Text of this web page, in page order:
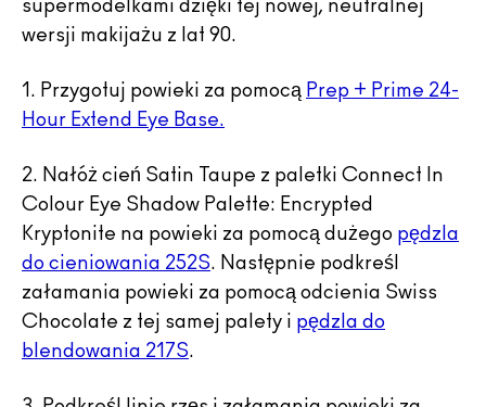
supermodelkami dzięki tej nowej, neutralnej
wersji makijażu z lat 90.
1. Przygotuj powieki za pomocą Prep + Prime 24-
Hour Extend Eye Base.
2. Nałóż cień Satin Taupe z paletki Connect In
Colour Eye Shadow Palette: Encrypted
Kryptonite na powieki za pomocą dużego pędzla
do cieniowania 252S. Następnie podkreśl
załamania powieki za pomocą odcienia Swiss
Chocolate z tej samej palety i pędzla do
blendowania 217S.